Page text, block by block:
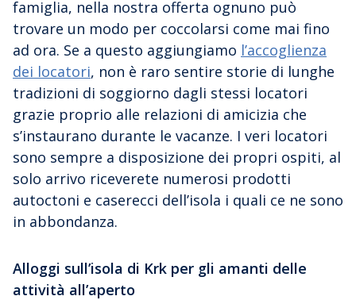
famiglia, nella nostra offerta ognuno può
trovare un modo per coccolarsi come mai fino
ad ora. Se a questo aggiungiamo l’accoglienza
dei locatori, non è raro sentire storie di lunghe
tradizioni di soggiorno dagli stessi locatori
grazie proprio alle relazioni di amicizia che
s’instaurano durante le vacanze. I veri locatori
sono sempre a disposizione dei propri ospiti, al
solo arrivo riceverete numerosi prodotti
autoctoni e caserecci dell’isola i quali ce ne sono
in abbondanza.
Alloggi sull’isola di Krk per gli amanti delle
attività all’aperto